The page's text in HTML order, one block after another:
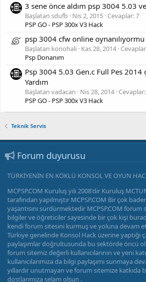
3 sene önce aldım psp 3004 5.03
Başlatan sdufb Nis 2, 2015 Cevaplar: 7
PSP GO - PSP 300x V3 Hack
psp 3004 cfw online oynanılıyormu
Başlatan konohali Kas 28, 2014
Psp Donanım
Psp 3004 5.03 Gen.c Full Pes 2014
Yardım
Başlatan vadacan Nis 28, 2014 Cevaplar:
PSP GO - PSP 300x V3 Hack
Teknik Servis
Forum duyurusu
TÜRKİYENİN EN KÖKLÜ KONSOL VE OYUN
MCPSP.COM Kuruluş yılı 2008'dir Kuruluş
tarafından yapılmıştır MCPSP.COM Bir çok
yaşantısını sürdürmektedir MCPSP.COM forum
bilgiler ve öğreticiler sayesinde bir çok kişi
kendi forum sitesini kurmuş ve yoluna devam
Türkiye genelinde Konsol Hack üzerine yaptığı
paylaşımlar doğrultusunda bu sektörde öncü
forum sitemiz değerli kullanıcılarının ve yeni
kullanıcılarımıza da bilgi paylaşımı sunmaya
yıllardır unutmayan ve forum sitemize katkıda
dostlarımıza selam olsun .